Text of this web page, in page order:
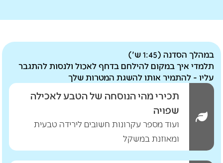
במהלך הסדנה (1:45 ש')
תלמדי איך במקום להילחם בדחף לאכול ולנסות להתגבר
עליו - להתמיר אותו להשגת המטרות שלך
תכירי מהי הנוסחה של הטבע לאכילה
שפויה
ועוד מספר עקרונות חשובים לירידה טבעית
ומאוזנת במשקל